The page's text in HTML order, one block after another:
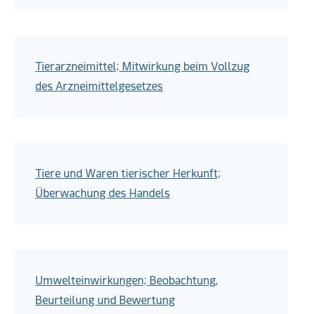
Tierarzneimittel; Mitwirkung beim Vollzug
des Arzneimittelgesetzes
Tiere und Waren tierischer Herkunft;
Überwachung des Handels
Umwelteinwirkungen; Beobachtung,
Beurteilung und Bewertung